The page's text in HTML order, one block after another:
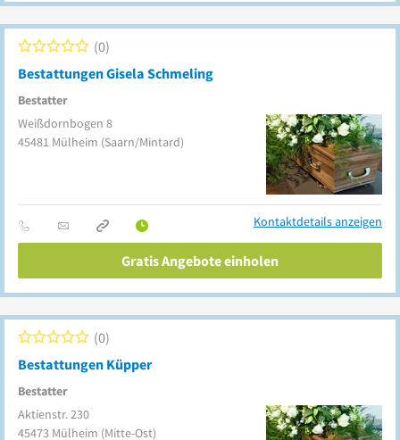
Bestattungen Gisela Schmeling
Bestatter
0
Weißdornbogen 8
45481 Mülheim (Saarn/Mintard)
Kontaktdetails anzeigen
Gratis Angebote einholen
Bestattungen Küpper
Bestatter
0
Aktienstr. 230
45473 Mülheim (Mitte-Ost)